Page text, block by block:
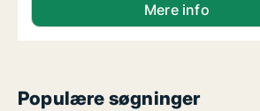
Mere info
Populære søgninger